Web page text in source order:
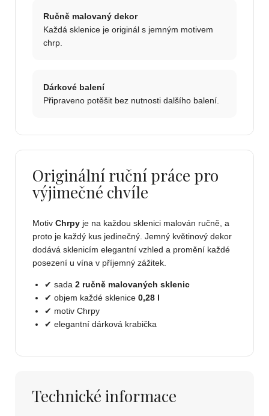
Ručně malovaný dekor
Každá sklenice je originál s jemným motivem
chrp.
Dárkové balení
Připraveno potěšit bez nutnosti dalšího balení.
Originální ruční práce pro
výjimečné chvíle
Motiv Chrpy je na každou sklenici malován ručně, a
proto je každý kus jedinečný. Jemný květinový dekor
dodává sklenicím elegantní vzhled a promění každé
posezení u vína v příjemný zážitek.
✔ sada 2 ručně malovaných sklenic
✔ objem každé sklenice 0,28 l
✔ motiv Chrpy
✔ elegantní dárková krabička
Technické informace